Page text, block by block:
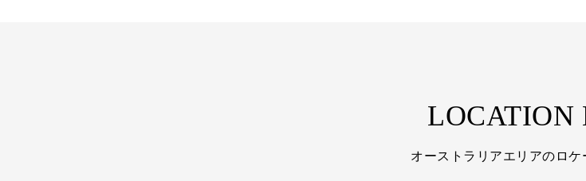
LOCATION
オーストラリアエリアのロケ